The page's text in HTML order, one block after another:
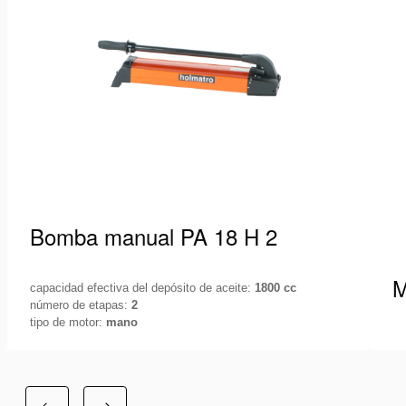
Bomba manual PA 18 H 2
capacidad efectiva del depósito de aceite: 1800 cc
número de etapas: 2
tipo de motor: mano
compacta, ergonómica…